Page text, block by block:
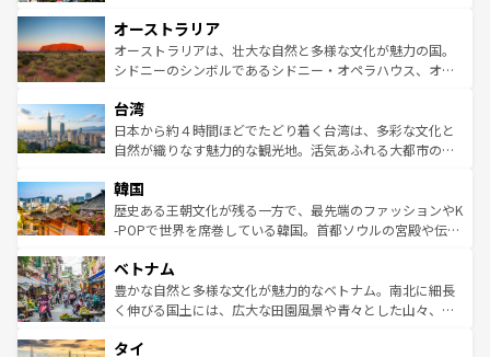
部のニューオーリンズでは、音楽と美食が融合した独特の
文化が魅力。旅行者はアメリカの各地域で異なる魅力を楽
しみながら、その多様性と豊かな歴史を感じることができ
ならではの贅沢な旅のスタイルだ。 なお、新着のアメリカ
情報はコンテンツ一覧を参照してほしい。
ワイ島は見逃せない。また、定番の観光地といえばオアフ
島だが、静かな自然を求めるならマウイ島やカウアイ島が
おすすめ。エメラルドグリーンに輝く海をはじめ、豊かな
れるおもてなしの心で訪れる人々を迎えてくれるハワイの
人々、おいしいローカルフードやハワイアンミュージッ
ク、伝統的なフラダンスなど、すべてがハワイの魅力を彩
ワイを、存分に味わってほしい。 なお、新着のハワイ情報
はコンテンツ一覧を参照してほしい。
オーストラリア
オーストラリアは、壮大な自然と多様な文化が魅力の国。
シドニーのシンボルであるシドニー・オペラハウス、オー
リアリーフや大陸中央部にそびえるウルル（エアーズロッ
ク）、タスマニアの美しい原生林やケアンズの熱帯雨林な
ど、見どころがたくさん。また、カフェやワイン、オージ
いる。アクティビティも充実しており、サーフィンやダイ
ビング、ハイキングなど、アウトドア好きにはたまらな
い。オーストラリアの多彩な魅力を存分に味わいつくそ
参照してほしい。
台湾
日本から約４時間ほどでたどり着く台湾は、多彩な文化と
自然が織りなす魅力的な観光地。活気あふれる大都市の台
ン）、静ひつな山岳地帯である台湾東部など、都市の喧騒
と山間の静けさが共存しており、訪れる人に新しい発見と
驚きをもたらしてくれる。また、奥深い台湾の食文化も魅
容にもいいと評判のスイーツなど、バラエティ豊かな料理
が味わえる。 なお、新着の台湾情報は コンテンツ一覧を参
照してほしい。
韓国
歴史ある王朝文化が残る一方で、最先端のファッションやK
-POPで世界を席巻している韓国。首都ソウルの宮殿や伝統
き、地方に足を延ばせば四季折々の自然美を楽しむことが
できる。そして、キムチや焼肉、絶品のストリートフード
まで、さまざまな韓国料理が待っている。夜には、韓国な
リティに包まれながら、韓国の多彩な魅力を心ゆくまで味
ベトナム
豊かな自然と多様な文化が魅力的なベトナム。南北に細長
く伸びる国土には、広大な田園風景や青々とした山々、世
急速な発展と共に伝統が息づく。ハノイの古い町並みやホ
タイ